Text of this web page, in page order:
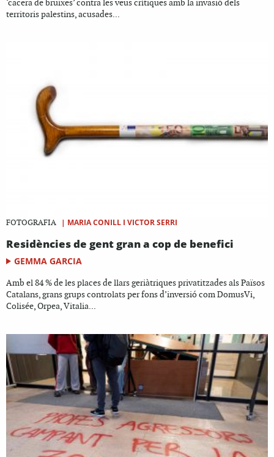
‘cacera de bruixes’ contra les veus crítiques amb la invasió dels
territoris palestins, acusades...
FOTOGRAFIA | MARIA CONILL I VICTOR SERRI
Residències de gent gran a cop de benefici
GEMMA GARCIA
Amb el 84 % de les places de llars geriàtriques privatitzades als Països
Catalans, grans grups controlats per fons d’inversió com DomusVi,
Colisée, Orpea, Vitalia...